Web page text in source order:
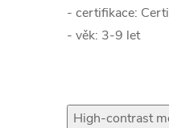
- certifikace:
- věk: 3-9 let
High-contrast